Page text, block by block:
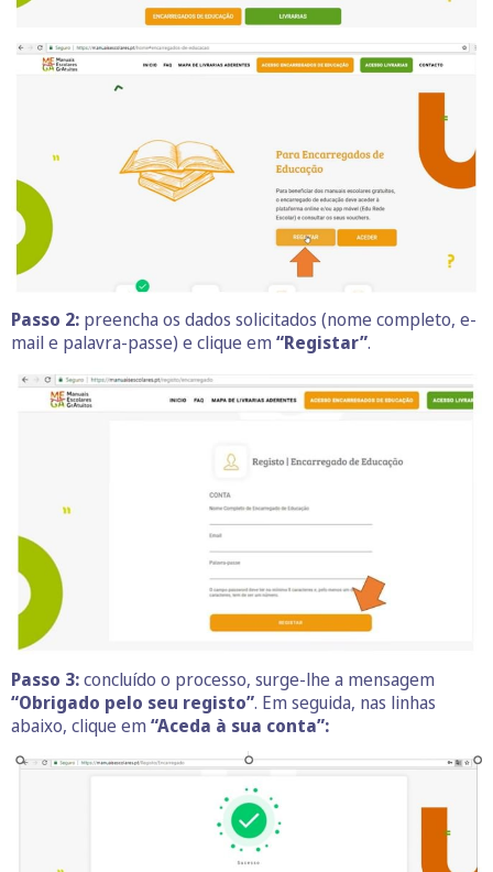
Passo 2: preencha os dados solicitados (nome completo, e-
mail e palavra-passe) e clique em “Registar”.
Passo 3:concluído o processo, surge-lhe a mensagem
“Obrigado pelo seu registo”. Em seguida, nas linhas
abaixo, clique em “Aceda à sua conta”: